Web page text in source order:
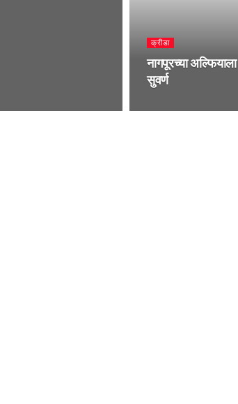
क्रीडा
नागपूरच्या
सुवर्ण